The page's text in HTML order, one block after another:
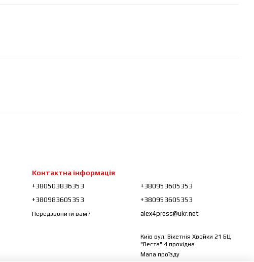
Контактна інформація
+380503836353
+380983605353
Передзвонити вам?
+380953605353
+380953605353
alex4press@ukr.net
Київ вул. Вікетнія Хвойки 21 БЦ
"Веста" 4 прохідна
Мапа проїзду